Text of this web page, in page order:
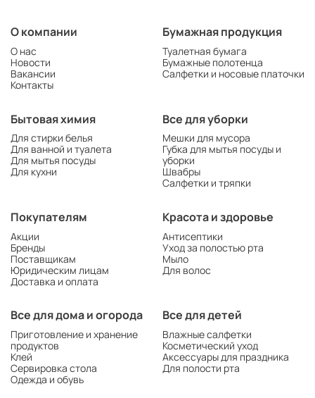
О компании
О нас
Новости
Вакансии
Контакты
Бумажная продукция
Туалетная бумага
Бумажные полотенца
Салфетки и носовые платочки
Бытовая химия
Для стирки белья
Для ванной и туалета
Для мытья посуды
Для кухни
Все для уборки
Мешки для мусора
Губка для мытья посуды и
уборки
Швабры
Салфетки и тряпки
Покупателям
Акции
Бренды
Поставщикам
Юридическим лицам
Доставка и оплата
Красота и здоровье
Антисептики
Уход за полостью рта
Мыло
Для волос
Все для дома и огорода
Приготовление и хранение
продуктов
Клей
Сервировка стола
Одежда и обувь
Все для детей
Влажные салфетки
Косметический уход
Аксессуары для праздника
Для полости рта